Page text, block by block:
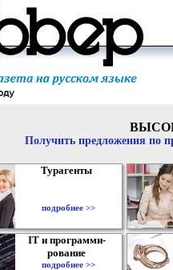
Получить предложения по
Турагенты
подробнее >>
IT и программи-
рование
подробнее >>